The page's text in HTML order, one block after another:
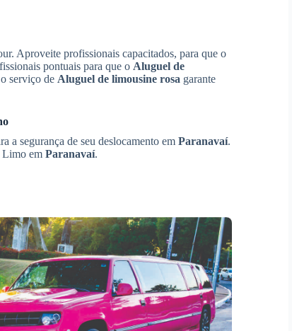
Aproveite profissionais capacitados, para que o
pontuais para que o Aluguel de
serviço de Aluguel de limousine rosa garante
a segurança de seu deslocamento em Paranavaí.
Limo em Paranavaí.